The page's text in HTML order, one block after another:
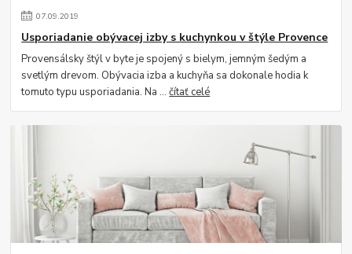
07.09.2019
Usporiadanie obývacej izby s kuchynkou v štýle Provence
Provensálsky štýl v byte je spojený s bielym, jemným šedým a
svetlým drevom. Obývacia izba a kuchyňa sa dokonale hodia k
tomuto typu usporiadania. Na ...čítať celé